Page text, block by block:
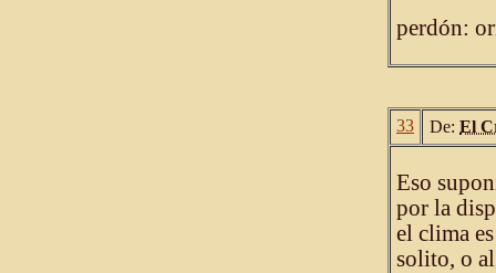
perdón:
33 De: El
Eso
por la
el clima
solito, o